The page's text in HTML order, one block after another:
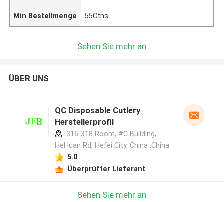
Min Bestellmenge 55Ctns
Sehen Sie mehr an
ÜBER UNS
QC Disposable Cutlery
Herstellerprofil
316-318 Room, #C Building,
HeHuan Rd, Hefei City, China ,China
5.0
Überprüfter Lieferant
Sehen Sie mehr an